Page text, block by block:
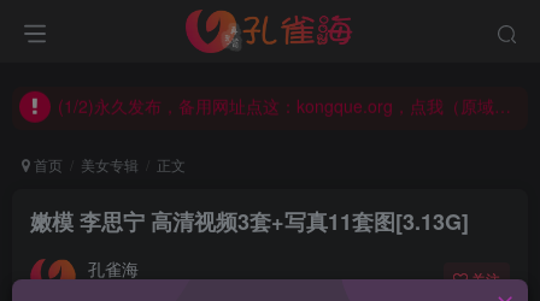
(2/2)每日凌晨0点主动查失效补链(点我演示)，失效不超24小时，
(2/2)每日凌晨0点主动查失效补链(点我演示)，失效不超24小时，
首页 美女专辑 正文
嫩模 李思宁 高清视频3套+写真11套图[3.13G]
孔雀海 关注